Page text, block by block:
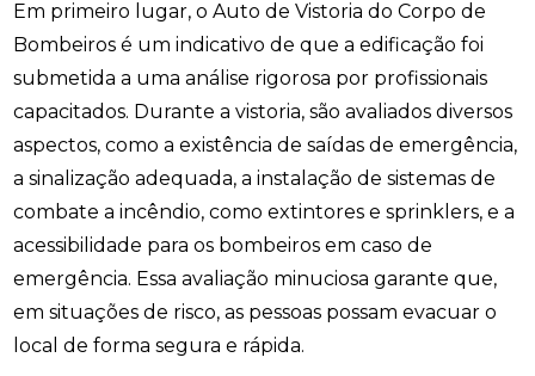
Em primeiro lugar, o Auto de Vistoria do Corpo de
Bombeiros é um indicativo de que a edificação foi
submetida a uma análise rigorosa por profissionais
capacitados. Durante a vistoria, são avaliados diversos
aspectos, como a existência de saídas de emergência,
a sinalização adequada, a instalação de sistemas de
combate a incêndio, como extintores e sprinklers, e a
acessibilidade para os bombeiros em caso de
emergência. Essa avaliação minuciosa garante que,
em situações de risco, as pessoas possam evacuar o
local de forma segura e rápida.